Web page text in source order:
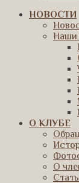
НОВОСТИ
Наши
О КЛУБЕ
О